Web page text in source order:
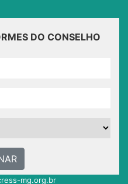
DO CONSELHO
mg.org.br